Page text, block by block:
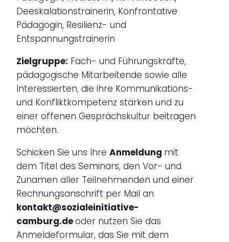
Deeskalationstrainerin, Konfrontative
Pädagogin, Resilienz- und
Entspannungstrainerin
Zielgruppe: Fach- und Führungskräfte,
pädagogische Mitarbeitende sowie alle
Interessierten, die ihre Kommunikations-
und Konfliktkompetenz stärken und zu
einer offenen Gesprächskultur beitragen
möchten.
Schicken Sie uns Ihre Anmeldung mit
dem Titel des Seminars, den Vor- und
Zunamen aller Teilnehmenden und einer
Rechnungsanschrift per Mail an
kontakt@sozialeinitiative-
camburg.deoder nutzen Sie das
Anmeldeformular, das Sie mit dem